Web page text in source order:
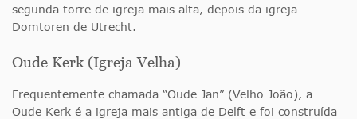
segunda torre de igreja mais alta, depois da igreja
Domtoren de Utrecht.
Oude Kerk (Igreja Velha)
Frequentemente chamada “Oude Jan” (Velho João), a
Oude Kerk é a igreja mais antiga de Delft e foi construída